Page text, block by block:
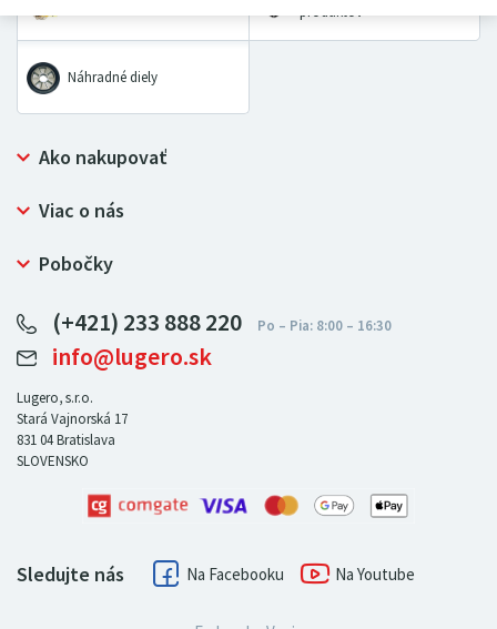
produktov
Náhradné diely
Ako nakupovať
Prečo nakupovať u LUGERO
Ochrana osobných údajov
Viac o nás
Bezpečný nákup
Certifikát NATUR-PACK
Pre predajcov
Pobočky
LUGERO Nemecko
LUGERO Česká republika
LUGERO Maďarsko
LUGERO Rakousko
(+421) 233 888 220
info@lugero.sk
Lugero, s.r.o.
Stará Vajnorská 17
831 04Bratislava
SLOVENSKO
Sledujte nás Facebook Youtube